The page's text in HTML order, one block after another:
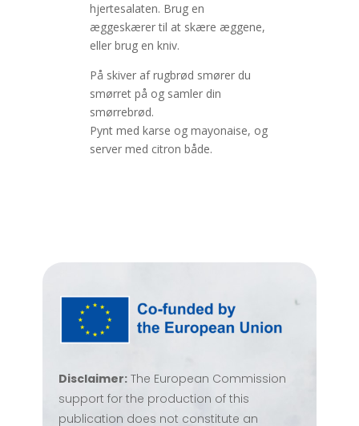
hjertesalaten. Brug en
æggeskærer til at skære æggene,
eller brug en kniv.
På skiver af rugbrød smører du
smørret på og samler din
smørrebrød.
Pynt med karse og mayonaise, og
server med citron både.
Disclaimer:The European Commission
support for the production of this
publication does not constitute an